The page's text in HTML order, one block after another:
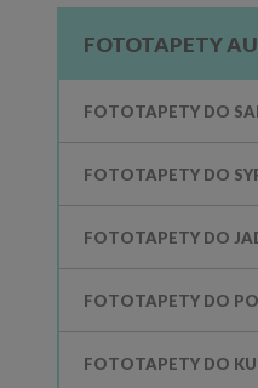
FOTOTAPETY
FOTOTAPETY DO
FOTOTAPETY DO
FOTOTAPETY DO
FOTOTAPETY DO
FOTOTAPETY DO